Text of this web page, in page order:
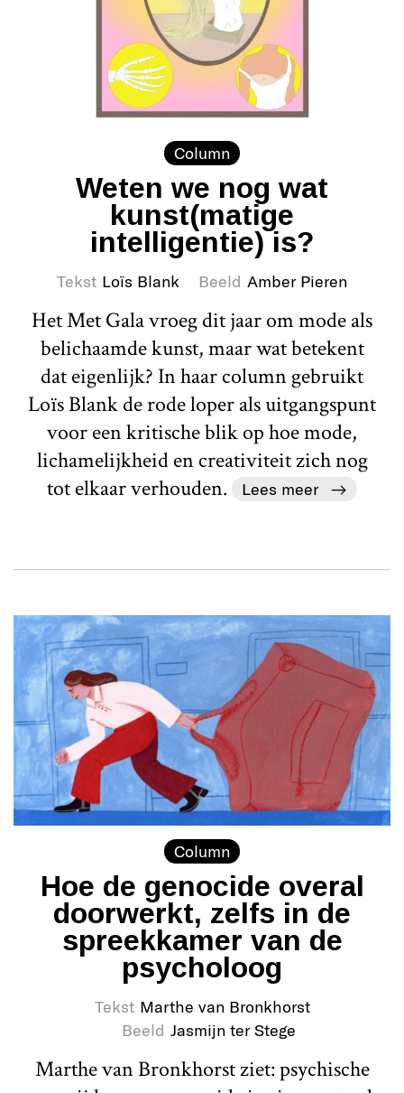
Column
Weten we nog wat
kunst(matige
intelligentie) is?
Tekst Loïs Blank Beeld Amber Pieren
Het Met Gala vroeg dit jaar om mode als
belichaamde kunst, maar wat betekent
dat eigenlijk? In haar column gebruikt
Loïs Blank de rode loper als uitgangspunt
voor een kritische blik op hoe mode,
lichamelijkheid en creativiteit zich nog
tot elkaar verhouden.
Lees meer
Column
Hoe de genocide overal
doorwerkt, zelfs in de
spreekkamer van de
psycholoog
Tekst Marthe van Bronkhorst
Beeld Jasmijn ter Stege
Marthe van Bronkhorst ziet: psychische